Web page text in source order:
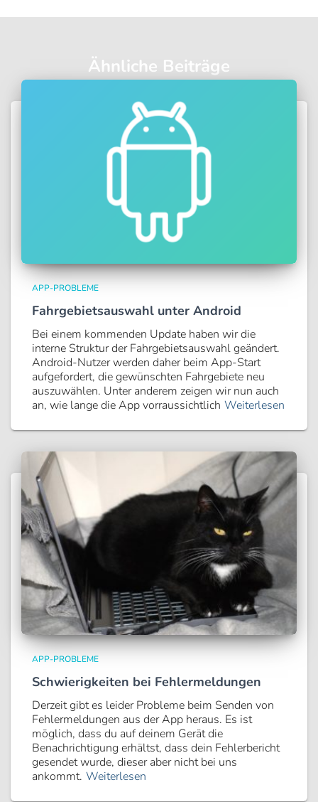
Ähnliche Beiträge
APP-PROBLEME
Fahrgebietsauswahl unter Android
Bei einem kommenden Update haben wir die
interne Struktur der Fahrgebietsauswahl geändert.
Android-Nutzer werden daher beim App-Start
aufgefordert, die gewünschten Fahrgebiete neu
auszuwählen. Unter anderem zeigen wir nun auch
an, wie lange die App vorraussichtlich Weiterlesen
APP-PROBLEME
Schwierigkeiten bei Fehlermeldungen
Derzeit gibt es leider Probleme beim Senden von
Fehlermeldungen aus der App heraus. Es ist
möglich, dass du auf deinem Gerät die
Benachrichtigung erhältst, dass dein Fehlerbericht
gesendet wurde, dieser aber nicht bei uns
ankommt. Weiterlesen